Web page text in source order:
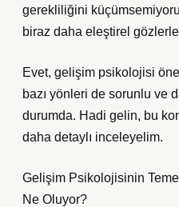
gerekliliğini
biraz daha eleştirel
Evet, gelişim psikolojisi
bazı yönleri de sorunlu ve
durumda. Hadi gelin, bu
daha detaylı inceleyelim.
Gelişim Psikolojisinin
Ne Oluyor?